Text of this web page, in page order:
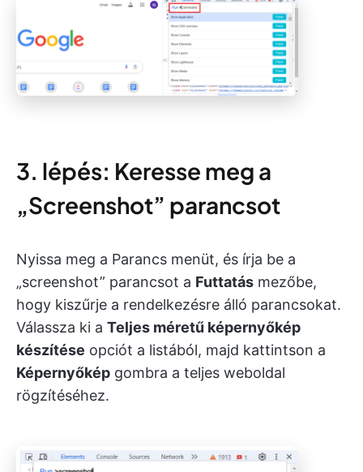
3. lépés: Keresse meg a
„Screenshot” parancsot
Nyissa meg a Parancs menüt, és írja be a
„screenshot” parancsot a Futtatás mezőbe,
hogy kiszűrje a rendelkezésre álló parancsokat.
Válassza ki a Teljes méretű képernyőkép
készítése opciót a listából, majd kattintson a
Képernyőkép gombra a teljes weboldal
rögzítéséhez.